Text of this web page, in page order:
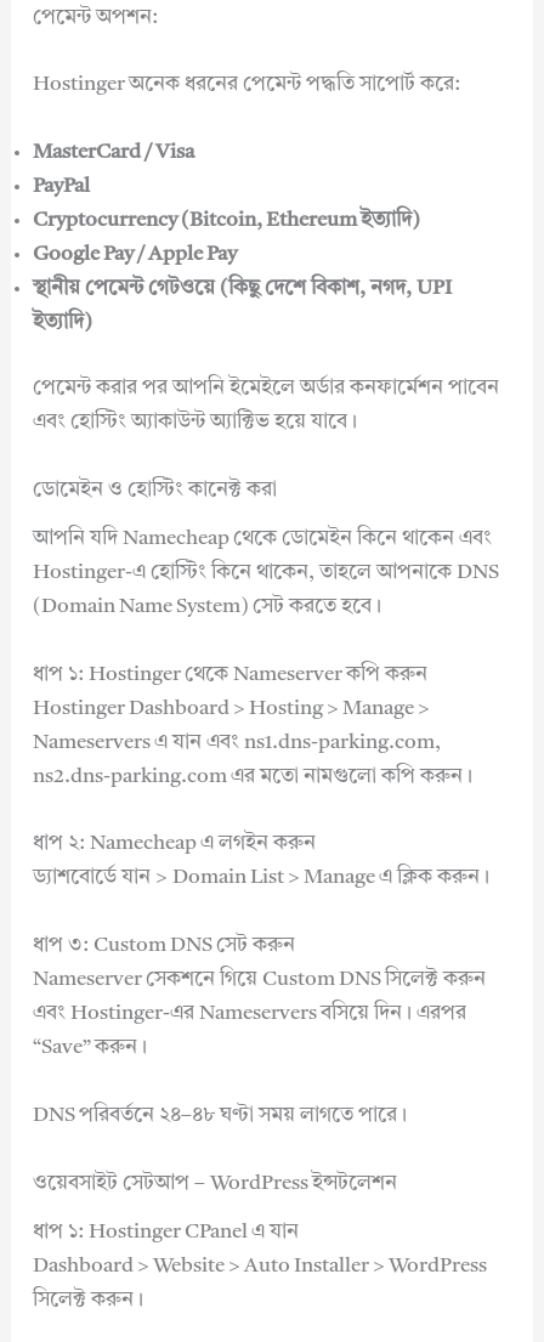
পেমেন্ট অপশন:
Hostinger অনেক ধরনের পেমেন্ট পদ্ধতি সাপোর্ট করে:
MasterCard / Visa
PayPal
Cryptocurrency (Bitcoin, Ethereum ইত্যাদি)
Google Pay / Apple Pay
স্থানীয় পেমেন্ট গেটওয়ে (কিছু দেশে বিকাশ, নগদ, UPI
ইত্যাদি)
পেমেন্ট করার পর আপনি ইমেইলে অর্ডার কনফার্মেশন পাবেন
এবং হোস্টিং অ্যাকাউন্ট অ্যাক্টিভ হয়ে যাবে।
ডোমেইন ও হোস্টিং কানেক্ট করা
আপনি যদি Namecheap থেকে ডোমেইন কিনে থাকেন এবং
Hostinger-এ হোস্টিং কিনে থাকেন, তাহলে আপনাকে DNS
(Domain Name System) সেট করতে হবে।
ধাপ ১: Hostinger থেকে Nameserver কপি করুন
Hostinger Dashboard > Hosting > Manage >
Nameservers এ যান এবং ns1.dns-parking.com,
ns2.dns-parking.com এর মতো নামগুলো কপি করুন।
ধাপ ২: Namecheap এ লগইন করুন
ড্যাশবোর্ডে যান > Domain List > Manage এ ক্লিক করুন।
ধাপ ৩: Custom DNS সেট করুন
Nameserver সেকশনে গিয়ে Custom DNS সিলেক্ট করুন
এবং Hostinger-এর Nameservers বসিয়ে দিন। এরপর
“Save” করুন।
DNS পরিবর্তনে ২৪–৪৮ ঘণ্টা সময় লাগতে পারে।
ওয়েবসাইট সেটআপ – WordPress ইন্সটলেশন
ধাপ ১: Hostinger CPanel এ যান
Dashboard > Website > Auto Installer > WordPress
সিলেক্ট করুন।